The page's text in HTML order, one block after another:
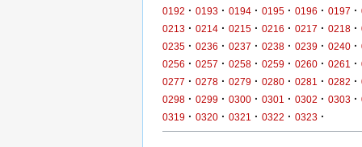
0192 · 0193 · 0194 · 0195 · 0196 · 0197 ·
0213 · 0214 · 0215 · 0216 · 0217 · 0218 ·
0235 · 0236 · 0237 · 0238 · 0239 · 0240 ·
0256 · 0257 · 0258 · 0259 · 0260 · 0261 ·
0277 · 0278 · 0279 · 0280 · 0281 · 0282 ·
0298 · 0299 · 0300 · 0301 · 0302 · 0303 ·
0319 · 0320 · 0321 · 0322 · 0323 ·